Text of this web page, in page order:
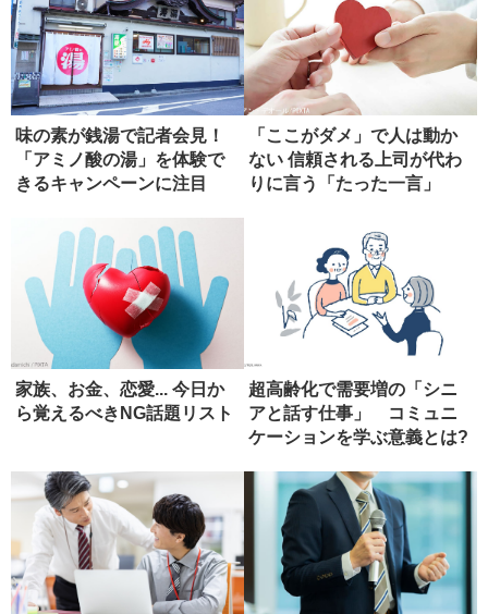
味の素が銭湯で記者会見！
「アミノ酸の湯」を体験で
きるキャンペーンに注目
「ここがダメ」で人は動か
ない 信頼される上司が代わ
りに言う「たった一言」
家族、お金、恋愛... 今日か
ら覚えるべきNG話題リスト
超高齢化で需要増の「シニ
アと話す仕事」 コミュニ
ケーションを学ぶ意義とは?